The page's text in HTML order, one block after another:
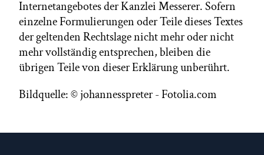
Internetangebotes der Kanzlei Messerer. Sofern
einzelne Formulierungen oder Teile dieses Textes
der geltenden Rechtslage nicht mehr oder nicht
mehr vollständig entsprechen, bleiben die
übrigen Teile von dieser Erklärung unberührt.
Bildquelle: © johannesspreter - Fotolia.com